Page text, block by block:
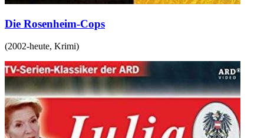
Die Rosenheim-Cops
(2002-heute, Krimi)